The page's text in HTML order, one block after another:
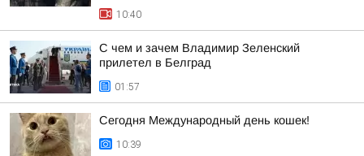
10:40
С чем и зачем Владимир Зеленский
прилетел в Белград
01:57
Сегодня Международный день кошек!
10:39